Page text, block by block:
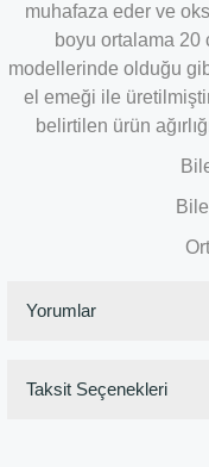
muhafaza eder ve
boyu ortalama 20
modellerinde olduğu
el emeği ile
belirtilen ürün
Yorumlar
Taksit Seçenekleri